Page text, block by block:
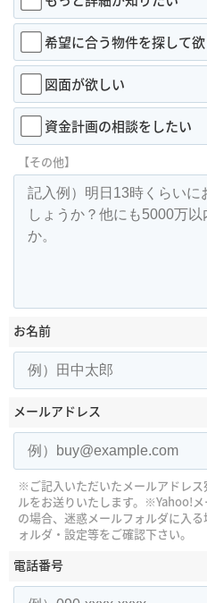
希望に合う物件を探して
図面が欲しい
資金計画の相談をしたい
【その他】
お名前
メールアドレス
※ご記入いただいたメールアドレ
ルをお送りいたします。 ※Yahoo!メ
の場合、迷惑メールフォルダに入る
ォルダ・設定等をご確認下さい。
電話番号